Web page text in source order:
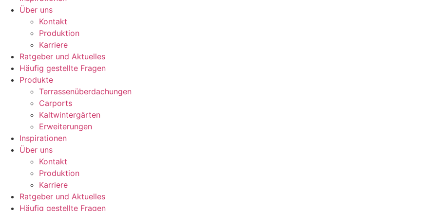
Über uns
Kontakt
Produktion
Karriere
Ratgeber und Aktuelles
Häufig gestellte Fragen
Produkte
Terrassenüberdachungen
Carports
Kaltwintergärten
Erweiterungen
Inspirationen
Über uns
Kontakt
Produktion
Karriere
Ratgeber und Aktuelles
Häufig gestellte Fragen